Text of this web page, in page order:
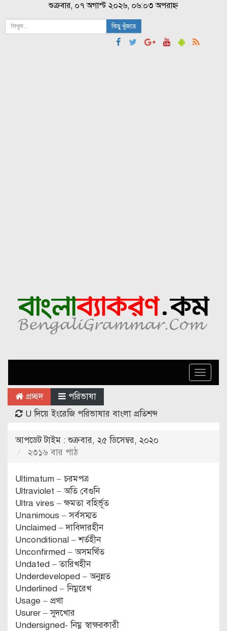
শুক্রবার, ০৭ অগাস্ট ২০২৬, ০৬:০৩ অপরাহ্ন
কিছু খুঁজতে
Toggle
প্রচ্ছদ
পরিভাষা
U দিয়ে ইংরেজি পরিভাষার বাংলা প্রতিশব্দ
আপডেট টাইম : শুক্রবার, ২৫ ডিসেম্বর, ২০২০
২৩১৬ বার পাঠ
Ultimatum – চরমপত্র
Ultraviolet – অতি বেগুনি
Ultra vires – ক্ষমতা বহির্ভূত
Unanimous – সর্বসম্মত
Unclaimed – দাবিদারহীন
Unconditional – শর্তহীন
Unconfirmed – অসমর্থিত
Undated – তারিখহীন
Underdeveloped – অনুন্নত
Underlined – নিম্নরেখ
Usage – প্রথা
Usurer – সুদখোর
Undersigned- নিম্ন স্বাক্ষরকারী